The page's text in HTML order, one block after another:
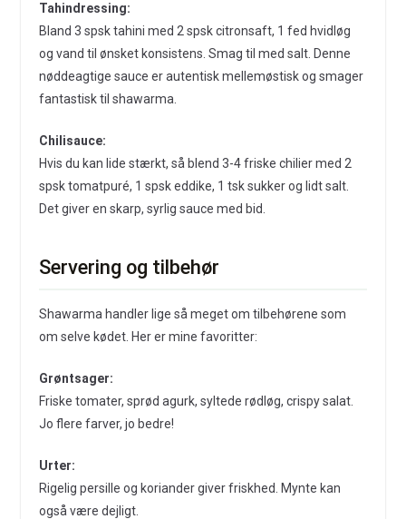
Tahindressing:
Bland 3 spsk tahini med 2 spsk citronsaft, 1 fed hvidløg
og vand til ønsket konsistens. Smag til med salt. Denne
nøddeagtige sauce er autentisk mellemøstisk og smager
fantastisk til shawarma.
Chilisauce:
Hvis du kan lide stærkt, så blend 3-4 friske chilier med 2
spsk tomatpuré, 1 spsk eddike, 1 tsk sukker og lidt salt.
Det giver en skarp, syrlig sauce med bid.
Servering og tilbehør
Shawarma handler lige så meget om tilbehørene som
om selve kødet. Her er mine favoritter:
Grøntsager:
Friske tomater, sprød agurk, syltede rødløg, crispy salat.
Jo flere farver, jo bedre!
Urter:
Rigelig persille og koriander giver friskhed. Mynte kan
også være dejligt.